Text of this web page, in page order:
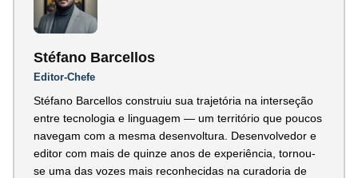
Stéfano Barcellos
Editor-Chefe
Stéfano Barcellos construiu sua trajetória na interseção
entre tecnologia e linguagem — um território que poucos
navegam com a mesma desenvoltura. Desenvolvedor e
editor com mais de quinze anos de experiência, tornou-
se uma das vozes mais reconhecidas na curadoria de